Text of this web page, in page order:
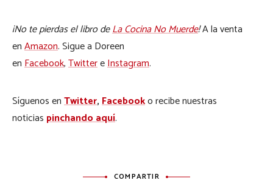
¡No te pierdas el libro deLa Cocina No Muerde!A la venta
enAmazon. Sigue a Doreen
enFacebook,TwittereInstagram.
Síguenos enTwitter,Facebooko recibe nuestras
noticias pinchando aquí.
COMPARTIR